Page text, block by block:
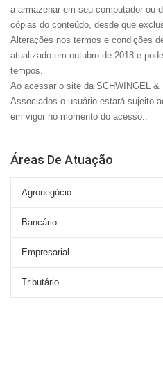
a armazenar em seu computador ou
cópias do conteúdo, desde que
Alterações nos termos e condições
atualizado em outubro de 2018 e
tempos.
Ao acessar o site da SCHWINGEL &
Associados o usuário estará sujeito
em vigor no momento do acesso..
Áreas De Atuação
Agronegócio
Bancário
Empresarial
Tributário